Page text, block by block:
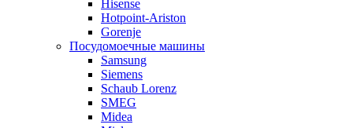
Hisense
Hotpoint-Ariston
Gorenje
Посудомоечные машины
Samsung
Siemens
Schaub Lorenz
SMEG
Midea